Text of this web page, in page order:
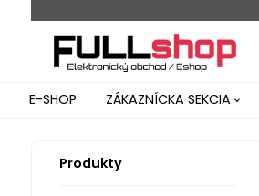
E-SHOP ZÁKAZNÍCKA SEKCIA
Produkty